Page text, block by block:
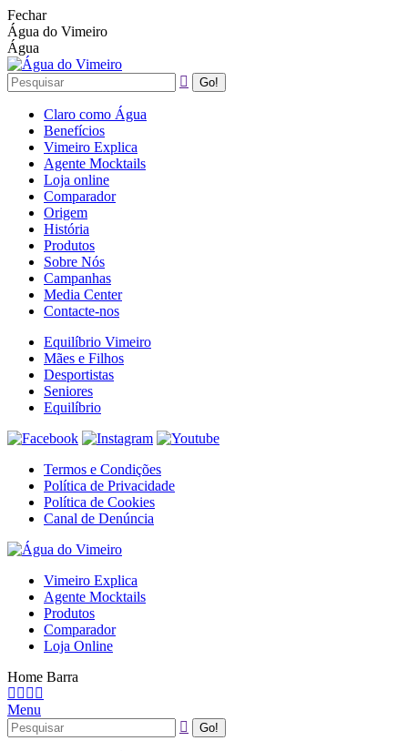
Fechar
Água do Vimeiro
Água
Claro como Água
Benefícios
Vimeiro Explica
Agente Mocktails
Loja online
Comparador
Origem
História
Produtos
Sobre Nós
Campanhas
Media Center
Contacte-nos
Equilíbrio Vimeiro
Mães e Filhos
Desportistas
Seniores
Equilíbrio
Termos e Condições
Política de Privacidade
Política de Cookies
Canal de Denúncia
Vimeiro Explica
Agente Mocktails
Produtos
Comparador
Loja Online
Home Barra
Menu